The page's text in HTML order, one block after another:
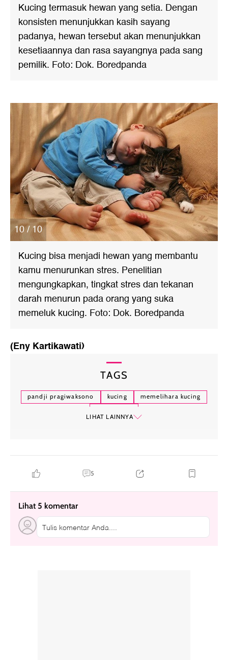
Kucing termasuk hewan yang setia. Dengan
konsisten menunjukkan kasih sayang
padanya, hewan tersebut akan menunjukkan
kesetiaannya dan rasa sayangnya pada sang
pemilik. Foto: Dok. Boredpanda
10 / 10
Kucing bisa menjadi hewan yang membantu
kamu menurunkan stres. Penelitian
mengungkapkan, tingkat stres dan tekanan
darah menurun pada orang yang suka
memeluk kucing. Foto: Dok. Boredpanda
(Eny Kartikawati)
TAGS
pandji pragiwaksono kucing
memelihara kucing
LIHAT LAINNYA
5
Lihat 5 komentar
Tulis komentar Anda....